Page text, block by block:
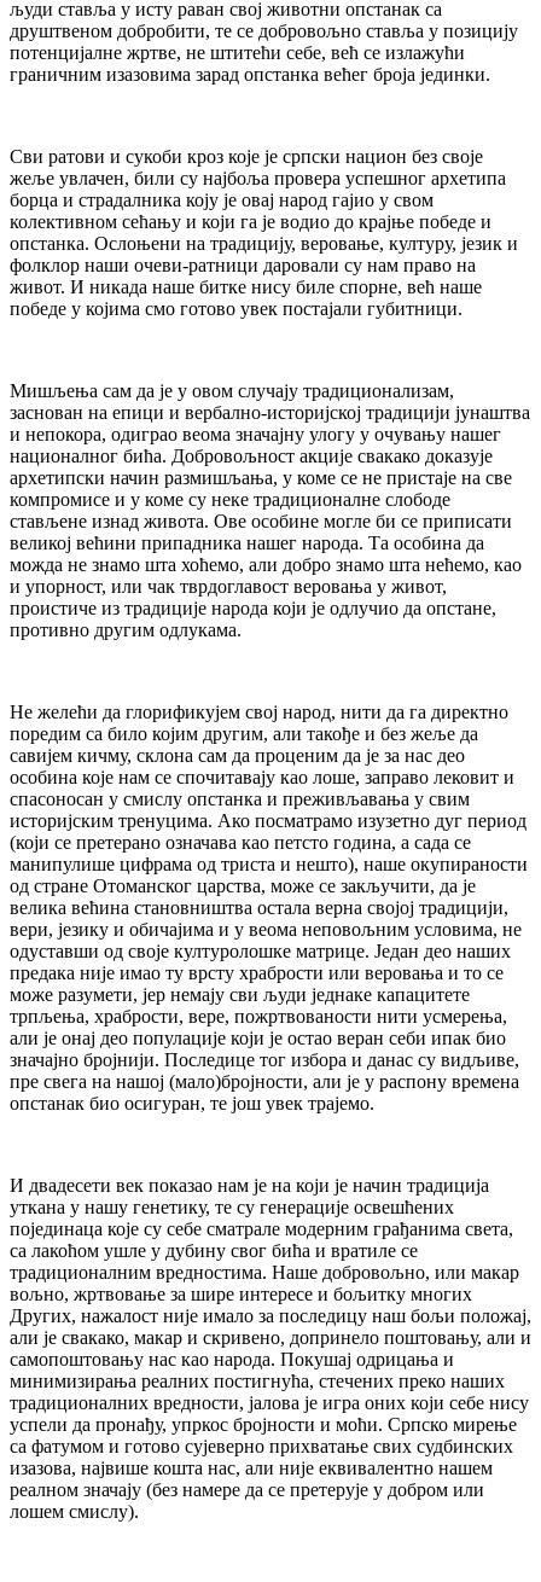
људи ставља у исту раван свој животни опстанак са
друштвеном добробити, те се добровољно ставља у позицију
потенцијалне жртве, не штитећи себе, већ се излажући
граничним изазовима зарад опстанка већег броја јединки.
Сви ратови и сукоби кроз које је српски национ без своје
жеље увлачен, били су најбоља провера успешног архетипа
борца и страдалника коју је овај народ гајио у свом
колективном сећању и који га је водио до крајње победе и
опстанка. Ослоњени на традицију, веровање, културу, језик и
фолклор наши очеви-ратници даровали су нам право на
живот. И никада наше битке нису биле спорне, већ наше
победе у којима смо готово увек постајали губитници.
Мишљења сам да је у овом случају традиционализам,
заснован на епици и вербално-историјској традицији јунаштва
и непокора, одиграо веома значајну улогу у очувању нашег
националног бића. Добровољност акције свакако доказује
архетипски начин размишљања, у коме се не пристаје на све
компромисе и у коме су неке традиционалне слободе
стављене изнад живота. Ове особине могле би се приписати
великој већини припадника нашег народа. Та особина да
можда не знамо шта хоћемо, али добро знамо шта нећемо, као
и упорност, или чак тврдоглавост веровања у живот,
проистиче из традиције народа који је одлучио да опстане,
противно другим одлукама.
Не желећи да глорификујем свој народ, нити да га директно
поредим са било којим другим, али такође и без жеље да
савијем кичму, склона сам да проценим да је за нас део
особина које нам се спочитавају као лоше, заправо лековит и
спасоносан у смислу опстанка и преживљавања у свим
историјским тренуцима. Ако посматрамо изузетно дуг период
(који се претерано означава као петсто година, а сада се
манипулише цифрама од триста и нешто), наше окупираности
од стране Отоманског царства, може се закључити, да је
велика већина становништва остала верна својој традицији,
вери, језику и обичајима и у веома неповољним условима, не
одуставши од своје културолошке матрице. Један део наших
предака није имао ту врсту храбрости или веровања и то се
може разумети, јер немају сви људи једнаке капацитете
трпљења, храбрости, вере, пожртвованости нити усмерења,
али је онај део популације који је остао веран себи ипак био
значајно бројнији. Последице тог избора и данас су видљиве,
пре свега на нашој (мало)бројности, али је у распону времена
опстанак био осигуран, те још увек трајемо.
И двадесети век показао нам је на који је начин традиција
уткана у нашу генетику, те су генерације освешћених
појединаца које су себе сматрале модерним грађанима света,
са лакоћом ушле у дубину свог бића и вратиле се
традиционалним вредностима. Наше добровољно, или макар
вољно, жртвовање за шире интересе и бољитку многих
Других, нажалост није имало за последицу наш бољи положај,
али је свакако, макар и скривено, допринело поштовању, али и
самопоштовању нас као народа. Покушај одрицања и
минимизирања реалних постигнућа, стечених преко наших
традиционалних вредности, јалова је игра оних који себе нису
успели да пронађу, упркос бројности и моћи. Српско мирење
са фатумом и готово сујеверно прихватање свих судбинских
изазова, највише кошта нас, али није еквивалентно нашем
реалном значају (без намере да се претерује у добром или
лошем смислу).